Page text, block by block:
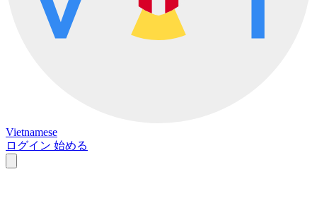
Vietnamese
ログイン 始める